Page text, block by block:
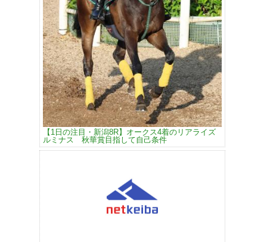
【1日の注目・新潟8R】オークス4着のリアライズ
ルミナス 秋華賞目指して自己条件